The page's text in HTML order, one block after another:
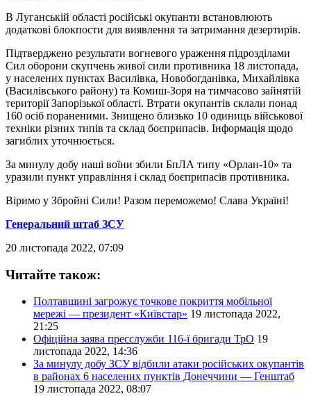
В Луганській області російські окупанти встановлюють
додаткові блокпости для виявлення та затримання дезертирів.
Підтверджено результати вогневого ураження підрозділами
Сил оборони скупчень живої сили противника 18 листопада,
у населених пунктах Василівка, Новобогданівка, Михайлівка
(Василівського району) та Комиш-Зоря на тимчасово зайнятій
території Запорізької області. Втрати окупантів склали понад
160 осіб пораненими. Знищено близько 10 одиниць військової
техніки різних типів та склад боєприпасів. Інформація щодо
загиблих уточнюється.
За минулу добу наші воїни збили БпЛА типу «Орлан-10» та
уразили пункт управління і склад боєприпасів противника.
Віримо у Збройні Сили! Разом переможемо! Слава Україні!
Генеральний штаб ЗСУ
20 листопада 2022, 07:09
Читайте також:
Полтавщині загрожує точкове покриття мобільної
мережі — президент «Київстар» 19 листопада 2022,
21:25
Офіційна заява пресслужби 116-ї бригади ТрО 19
листопада 2022, 14:36
За минулу добу ЗСУ відбили атаки російських окупантів
в районах 6 населених пунктів Донеччини — Генштаб
19 листопада 2022, 08:07